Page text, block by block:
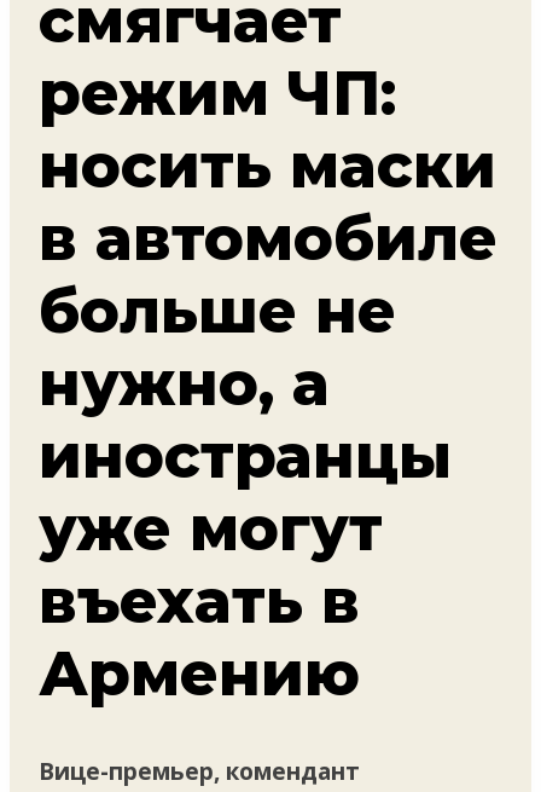
смягчает
режим ЧП:
носить маски
в автомобиле
больше не
нужно, а
иностранцы
уже могут
въехать в
Армению
Вице-премьер, комендант